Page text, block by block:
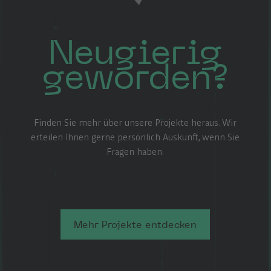
Neugierig
geworden?
Finden Sie mehr über unsere Projekte heraus. Wir
erteilen Ihnen gerne persönlich Auskunft, wenn Sie
Fragen haben.
Mehr Projekte entdecken